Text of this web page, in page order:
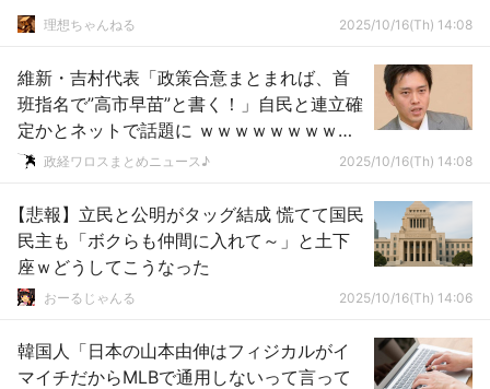
理想ちゃんねる 2025/10/16(Th) 14:08
維新・吉村代表「政策合意まとまれば、首
班指名で”高市早苗”と書く！」自民と連立確
定かとネットで話題に ｗｗｗｗｗｗｗｗｗ
ｗｗｗｗｗｗｗｗｗｗｗｗｗｗｗｗ
政経ワロスまとめニュース♪ 2025/10/16(Th) 14:08
【悲報】立民と公明がタッグ結成 慌てて国民
民主も「ボクらも仲間に入れて～」と土下
座ｗどうしてこうなった
おーるじゃんる 2025/10/16(Th) 14:06
韓国人「日本の山本由伸はフィジカルがイ
マイチだからMLBで通用しないって言って